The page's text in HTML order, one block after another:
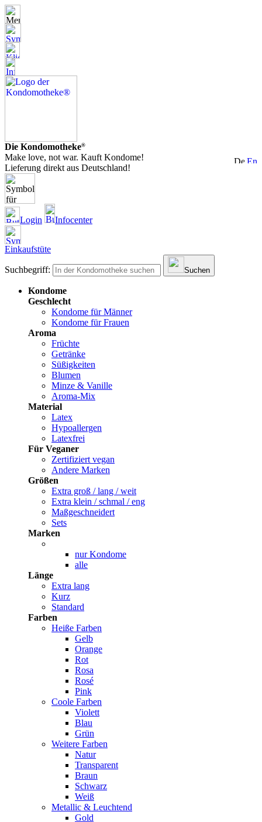
Die Kondomotheke®
Make love, not war. Kauft Kondome!
Lieferung direkt aus Deutschland!
Login Infocenter
Einkaufstüte
Suchbegriff: Suchen
Kondome
Geschlecht
Kondome für Männer
Kondome für Frauen
Aroma
Früchte
Getränke
Süßigkeiten
Blumen
Minze & Vanille
Aroma-Mix
Material
Latex
Hypoallergen
Latexfrei
Für Veganer
Zertifiziert vegan
Andere Marken
Größen
Extra groß / lang / weit
Extra klein / schmal / eng
Maßgeschneidert
Sets
Marken
nur Kondome
alle
Länge
Extra lang
Kurz
Standard
Farben
Heiße Farben
Gelb
Orange
Rot
Rosa
Rosé
Pink
Coole Farben
Violett
Blau
Grün
Weitere Farben
Natur
Transparent
Braun
Schwarz
Weiß
Metallic & Leuchtend
Gold